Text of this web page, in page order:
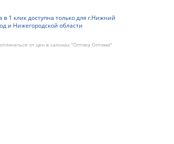
в 1 клик доступна только для г.Нижний
и Нижегородской области
от цен в салонах "Оптика Оптима"